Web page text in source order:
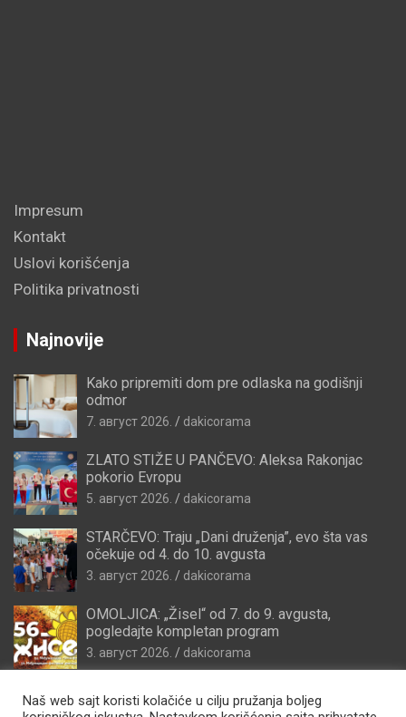
Impresum
Kontakt
Uslovi korišćenja
Politika privatnosti
Najnovije
Kako pripremiti dom pre odlaska na godišnji
odmor
7. август 2026. dakicorama
ZLATO STIŽE U PANČEVO: Aleksa Rakonjac
pokorio Evropu
5. август 2026. dakicorama
STARČEVO: Traju „Dani druženja”, evo šta vas
očekuje od 4. do 10. avgusta
3. август 2026. dakicorama
OMOLJICA: „Žisel“ od 7. do 9. avgusta,
pogledajte kompletan program
3. август 2026. dakicorama
Naš web sajt koristi kolačiće u cilju pružanja boljeg